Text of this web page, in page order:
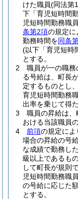
けた職員(同法第
下「育児短時間
児短時間勤務職
条第2項の規定に
勤務時間を同条
(以下「育児短時
とする。
2
職員が一の職
る号給は、町長
定するものとし
育児短時間勤務
出率を乗じて得
3
職員の昇給は
おける当該職員
4
前項の規定によ
場合の昇給の号給
な成績で勤務し
級以上であるも
して町長が規則
児短時間勤務職
の号給に応じた
とする。